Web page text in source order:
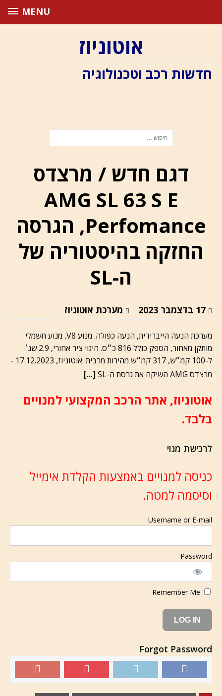
MENU
אוטוניוז
חדשות רכב וטכנולוגיה
דגם חדש / מרצדס
AMG SL 63 S E
Perfomance, הגרסה
החזקה בהיסטוריה של
ה-SL
17 בדצמבר 2023 מערכת אוטוניוז
מערכת הנעה הייברידית, הנעה כפולה. מנוע V8, מנוע חשמלי
מותקן מאחור, הספק כולל 816 כ״ס. היגוי ציר אחורי, 2.9 שנ׳
ל-100 קמ״ש, 317 קמ״ש מהירות מרבית. אוטוניוז, 17.12.2023 -
מרצדס AMG השיקה את גרסת ה-SL
[...]
אוטוניוז, אתר הרכב המקצועי למנויים
בלבד.
לרכישת מנוי
כניסה למנויים באמצעות הקלדת אימייל
וסיסמה למטה.
Username or E-mail
Password
Forgot Password